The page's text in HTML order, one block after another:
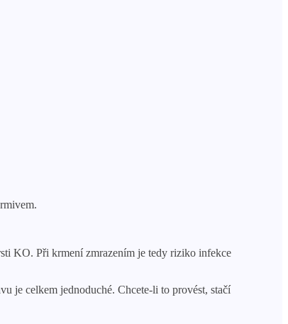
KO. Při krmení zmrazením je tedy riziko infekce
je celkem jednoduché. Chcete-li to provést, stačí